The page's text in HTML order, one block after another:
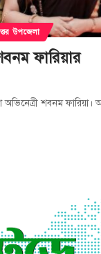
উপজেলা
ফারিয়ার
অভিনেত্রী শবনম ফারিয়া।